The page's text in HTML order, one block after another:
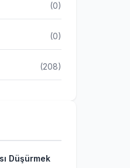
(0)
(0)
(208)
Düşürmek